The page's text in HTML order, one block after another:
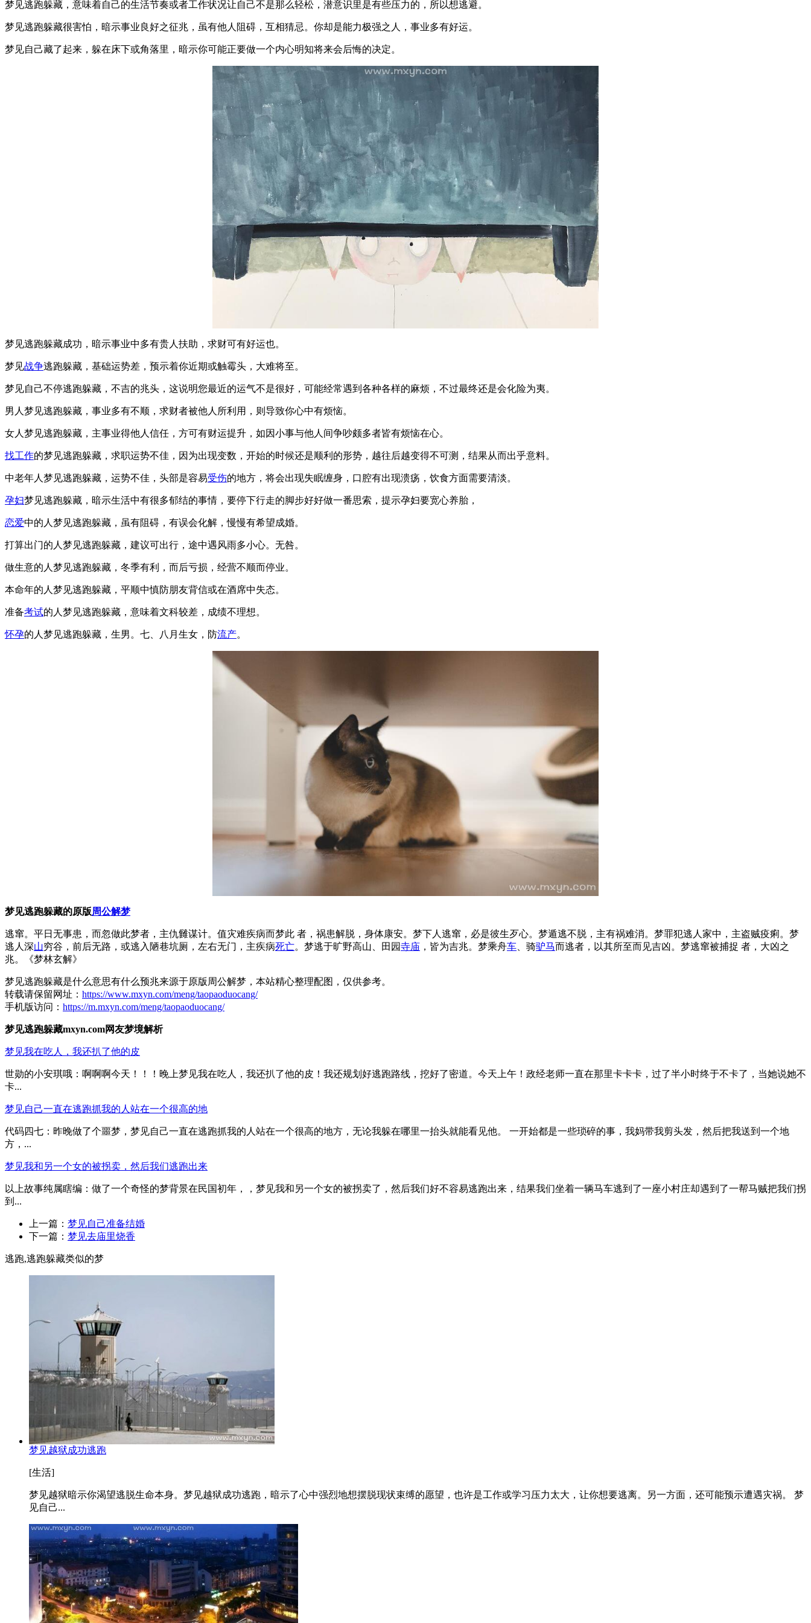
梦见逃跑躲藏，意味着自己的生活节奏或者工作状况让自己不是那么轻松，潜意识里是有些压力的，所以想逃避。
梦见逃跑躲藏很害怕，暗示事业良好之征兆，虽有他人阻碍，互相猜忌。你却是能力极强之人，事业多有好运。
梦见自己藏了起来，躲在床下或角落里，暗示你可能正要做一个内心明知将来会后悔的决定。
梦见逃跑躲藏成功，暗示事业中多有贵人扶助，求财可有好运也。
梦见战争逃跑躲藏，基础运势差，预示着你近期或触霉头，大难将至。
梦见自己不停逃跑躲藏，不吉的兆头，这说明您最近的运气不是很好，可能经常遇到各种各样的麻烦，不过最终还是会化险为夷。
男人梦见逃跑躲藏，事业多有不顺，求财者被他人所利用，则导致你心中有烦恼。
女人梦见逃跑躲藏，主事业得他人信任，方可有财运提升，如因小事与他人间争吵颇多者皆有烦恼在心。
找工作的梦见逃跑躲藏，求职运势不佳，因为出现变数，开始的时候还是顺利的形势，越往后越变得不可测，结果从而出乎意料。
中老年人梦见逃跑躲藏，运势不佳，头部是容易受伤的地方，将会出现失眠缠身，口腔有出现溃疡，饮食方面需要清淡。
孕妇梦见逃跑躲藏，暗示生活中有很多郁结的事情，要停下行走的脚步好好做一番思索，提示孕妇要宽心养胎，
恋爱中的人梦见逃跑躲藏，虽有阻碍，有误会化解，慢慢有希望成婚。
打算出门的人梦见逃跑躲藏，建议可出行，途中遇风雨多小心。无咎。
做生意的人梦见逃跑躲藏，冬季有利，而后亏损，经营不顺而停业。
本命年的人梦见逃跑躲藏，平顺中慎防朋友背信或在酒席中失态。
准备考试的人梦见逃跑躲藏，意味着文科较差，成绩不理想。
怀孕的人梦见逃跑躲藏，生男。七、八月生女，防流产。
梦见逃跑躲藏的原版周公解梦
逃窜。平日无事患，而忽做此梦者，主仇雠谋计。值灾难疾病而梦此 者，祸患解脱，身体康安。梦下人逃窜，必是彼生歹心。梦遁逃不脱，主有祸难消。梦罪犯逃人家中，主盗贼疫痢。梦
逃人深山穷谷，前后无路，或逃入陋巷坑厕，左右无门，主疾病死亡。梦逃于旷野高山、田园寺庙 ，皆为吉兆。梦乘舟车 、骑驴马而逃者，以其所至而见吉凶。梦逃窜被捕捉 者，大凶之
兆。《梦林玄解》
梦见逃跑躲藏是什么意思有什么预兆来源于原版周公解梦，本站精心整理配图，仅供参考。
转载请保留网址： https://www.mxyn.com/meng/taopaoduocang/
手机版访问： https://m.mxyn.com/meng/taopaoduocang/
梦见逃跑躲藏mxyn.com网友梦境解析
梦见我在吃人，我还扒了他的皮
世勋的小安琪哦：啊啊啊今天！！！晚上梦见我在吃人，我还扒了他的皮！我还规划好逃跑路线，挖好了密道。今天上午！政经老师一直在那里卡卡卡，过了半小时终于不卡了，当她说她不
卡...
梦见自己一直在逃跑抓我的人站在一个很高的地
代码四七：昨晚做了个噩梦，梦见自己一直在逃跑抓我的人站在一个很高的地方，无论我躲在哪里一抬头就能看见他。 一开始都是一些琐碎的事，我妈带我剪头发，然后把我送到一个地
方，...
梦见我和另一个女的被拐卖，然后我们逃跑出来
以上故事纯属瞎编：做了一个奇怪的梦背景在民国初年，，梦见我和另一个女的被拐卖了，然后我们好不容易逃跑出来，结果我们坐着一辆马车逃到了一座小村庄却遇到了一帮马贼把我们拐
到...
上一篇： 梦见自己准备结婚
下一篇： 梦见去庙里烧香
逃跑,逃跑躲藏类似的梦
梦见越狱成功逃跑
[生活]
梦见越狱暗示你渴望逃脱生命本身。梦见越狱成功逃跑，暗示了心中强烈地想摆脱现状束缚的愿望，也许是工作或学习压力太大，让你想要逃离。另一方面，还可能预示遭遇灾祸。 梦
见自己...